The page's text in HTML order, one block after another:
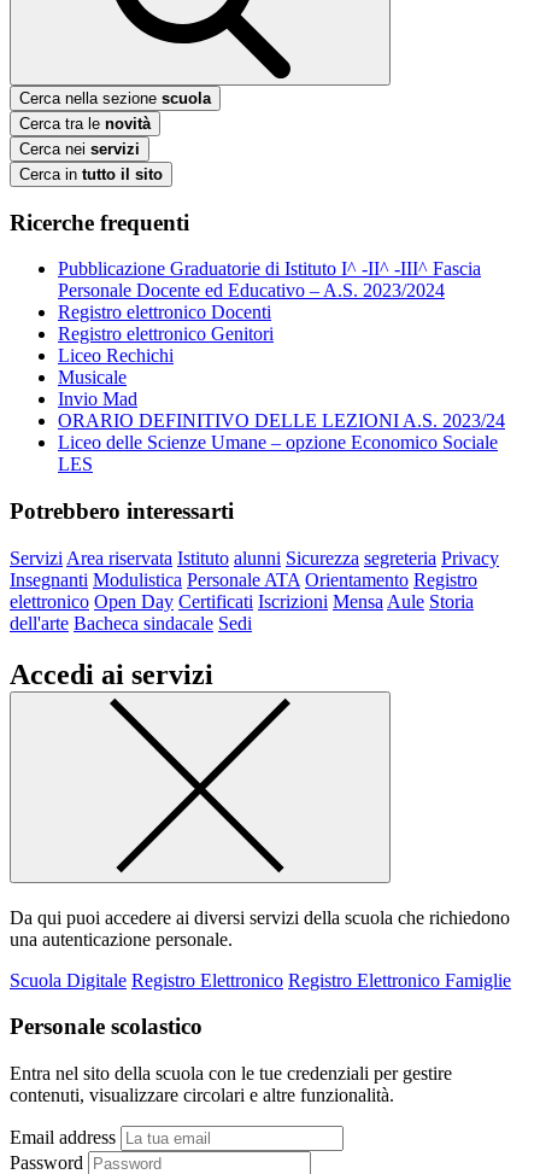
Cerca nella sezione scuola
Cerca tra le novità
Cerca nei servizi
Cerca in tutto il sito
Ricerche frequenti
Pubblicazione Graduatorie di Istituto I^ -II^ -III^ Fascia
Personale Docente ed Educativo – A.S. 2023/2024
Registro elettronico Docenti
Registro elettronico Genitori
Liceo Rechichi
Musicale
Invio Mad
ORARIO DEFINITIVO DELLE LEZIONI A.S. 2023/24
Liceo delle Scienze Umane – opzione Economico Sociale
LES
Potrebbero interessarti
Servizi Area riservata Istituto alunni Sicurezza segreteria Privacy
Insegnanti Modulistica Personale ATA Orientamento Registro
elettronico Open Day Certificati Iscrizioni Mensa Aule Storia
dell'arte Bacheca sindacale Sedi
Accedi ai servizi
Da qui puoi accedere ai diversi servizi della scuola che richiedono
una autenticazione personale.
Scuola Digitale Registro Elettronico Registro Elettronico Famiglie
Personale scolastico
Entra nel sito della scuola con le tue credenziali per gestire
contenuti, visualizzare circolari e altre funzionalità.
Email address
Password